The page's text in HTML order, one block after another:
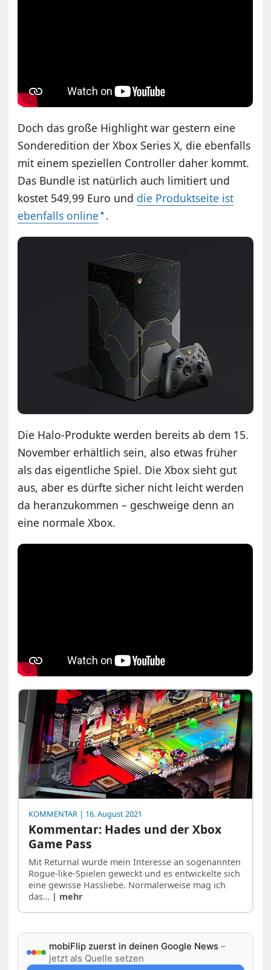
Doch das große Highlight war gestern eine
Sonderedition der Xbox Series X, die ebenfalls
mit einem speziellen Controller daher kommt.
Das Bundle ist natürlich auch limitiert und
kostet 549,99 Euro und die Produktseite ist
ebenfalls online .
Die Halo-Produkte werden bereits ab dem 15.
November erhältlich sein, also etwas früher
als das eigentliche Spiel. Die Xbox sieht gut
aus, aber es dürfte sicher nicht leicht werden
da heranzukommen – geschweige denn an
eine normale Xbox.
KOMMENTAR | 16. August 2021
Kommentar: Hades und der Xbox
Game Pass
Mit Returnal wurde mein Interesse an sogenannten
Rogue-like-Spielen geweckt und es entwickelte sich
eine gewisse Hassliebe. Normalerweise mag ich
das… | mehr
mobiFlip zuerst in deinen Google News –
jetzt als Quelle setzen